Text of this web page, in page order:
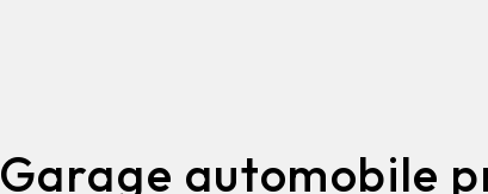
Garage automobile